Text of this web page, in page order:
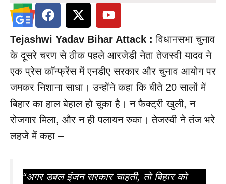
Tejashwi Yadav Bihar Attack : विधानसभा चुनाव
के दूसरे चरण से ठीक पहले आरजेडी नेता तेजस्वी यादव ने
एक प्रेस कॉन्फ्रेंस में एनडीए सरकार और चुनाव आयोग पर
जमकर निशाना साधा। उन्होंने कहा कि बीते 20 सालों में
बिहार का हाल बेहाल हो चुका है। न फैक्ट्री खुली, न
रोजगार मिला, और न ही पलायन रुका। तेजस्वी ने तंज भरे
लहजे में कहा –
“अगर डबल इंजन सरकार चाहती, तो बिहार को